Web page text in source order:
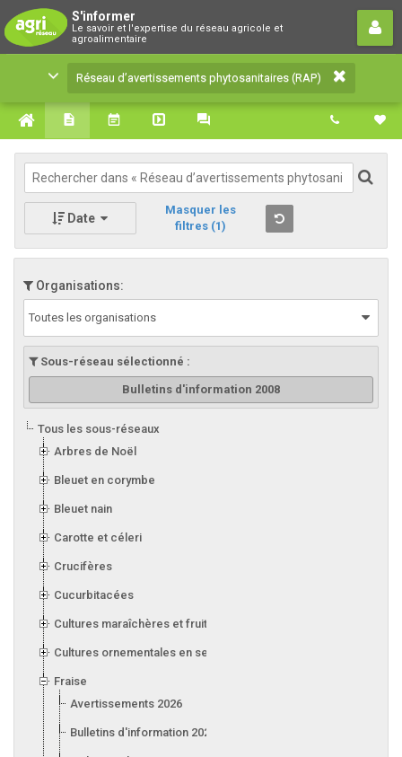
S'informer
Le savoir et l'expertise du réseau agricole et
agroalimentaire
Réseau d’avertissements
phytosanitaires (RAP)
Le savoir et l'expertise du réseau agricole et
agroalimentaire
Réseau d’avertissements phytosanitaires (RAP)
Date
Masquer les
filtres (1)
Organisations:
Toutes les organisations
Sous-réseau sélectionné :
Bulletins d'information 2008
Tous les sous-réseaux
Arbres de Noël
Bleuet en corymbe
Bleuet nain
Carotte et céleri
Crucifères
Cucurbitacées
Cultures maraîchères et fruitières en serre
Cultures ornementales en serre
Fraise
Avertissements 2026
Bulletins d'information 2026